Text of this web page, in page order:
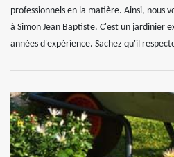
professionnels en la matière. Ainsi, nous
à Simon Jean Baptiste. C'est un jardinier
années d'expérience. Sachez qu'il